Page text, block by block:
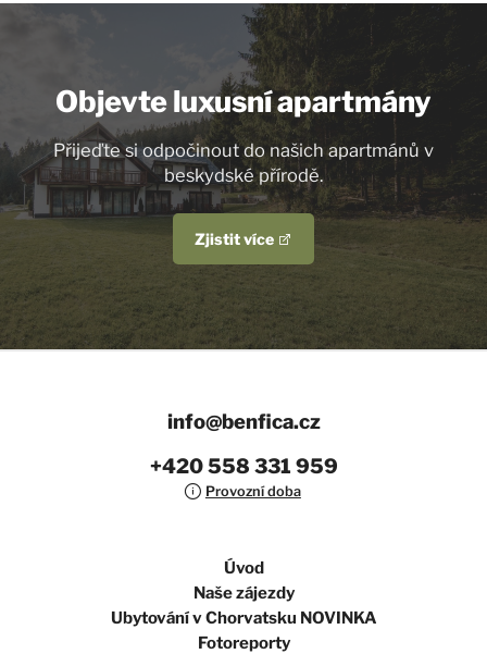
Objevte luxusní apartmány
Přijeďte si odpočinout do našich apartmánů v
beskydské přírodě.
Zjistit více
info@benfica.cz
+420 558 331 959
Provozní doba
Úvod
Naše zájezdy
Ubytování v Chorvatsku NOVINKA
Fotoreporty